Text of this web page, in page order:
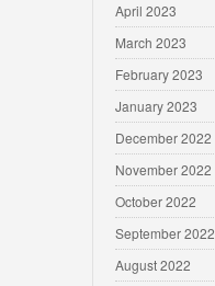
April 2023
March 2023
February 2023
January 2023
December 2022
November 2022
October 2022
September 2022
August 2022